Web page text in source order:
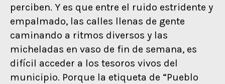
perciben. Y es que entre el ruido estridente y
empalmado, las calles llenas de gente
caminando a ritmos diversos y las
micheladas en vaso de fin de semana, es
difícil acceder a los tesoros vivos del
municipio. Porque la etiqueta de “Pueblo